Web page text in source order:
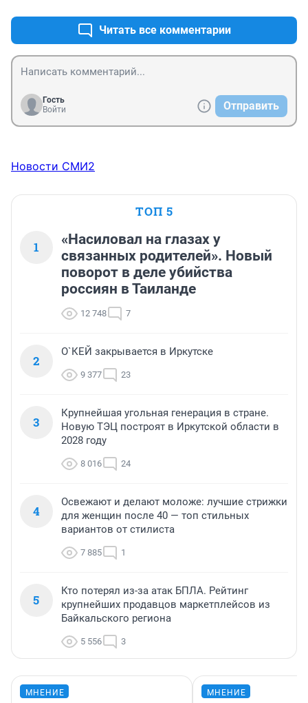
Читать все комментарии
Гость
Войти
Отправить
Новости СМИ2
ТОП 5
1
«Насиловал на глазах у
связанных родителей». Новый
поворот в деле убийства
россиян в Таиланде
12 748 7
2
О`КЕЙ закрывается в Иркутске
9 377 23
3
Крупнейшая угольная генерация в стране.
Новую ТЭЦ построят в Иркутской области в
2028 году
8 016 24
4
Освежают и делают моложе: лучшие стрижки
для женщин после 40 — топ стильных
вариантов от стилиста
7 885 1
5
Кто потерял из-за атак БПЛА. Рейтинг
крупнейших продавцов маркетплейсов из
Байкальского региона
5 556 3
МНЕНИЕ МНЕНИЕ